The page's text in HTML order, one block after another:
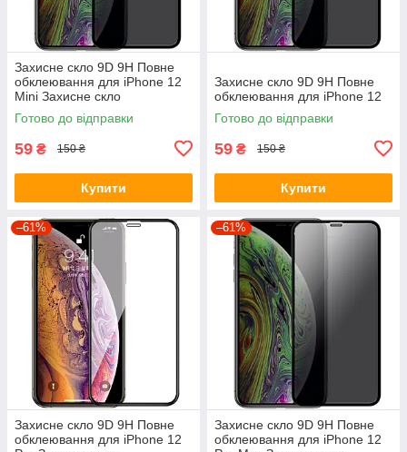
Захисне скло 9D 9H Повне
обклеювання для iPhone 12
Mini Захисне скло
Готово до відправки
59 ₴ 150 ₴
Купити
Захисне скло 9D 9H Повне
обклеювання для iPhone 12
Готово до відправки
59 ₴ 150 ₴
Купити
–61%
Захисне скло 9D 9H Повне
обклеювання для iPhone 12
–61%
Захисне скло 9D 9H Повне
обклеювання для iPhone 12